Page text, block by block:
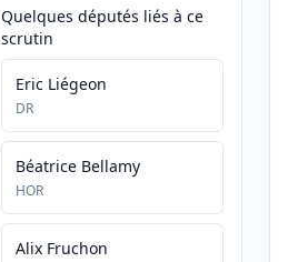
Quelques députés liés à ce
scrutin
Eric Liégeon
DR
Béatrice Bellamy
HOR
Alix Fruchon